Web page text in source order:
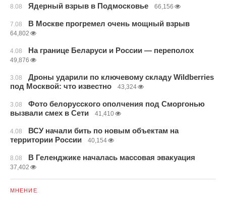
8.08 Ядерный взрыв в Подмосковье 66,156
7.08 В Москве прогремел очень мощный взрыв
64,802
4.08 На границе Беларуси и России — переполох
49,876
3.08
Дроны ударили по ключевому складу Wildberries
под Москвой: что известно
43,324
3.08
Фото белорусского ополчения под Сморгонью
вызвали смех в Сети
41,410
4.08
ВСУ начали бить по новым объектам на
территории России
40,154
8.08 В Геленджике началась массовая эвакуация
37,402
МНЕНИЕ